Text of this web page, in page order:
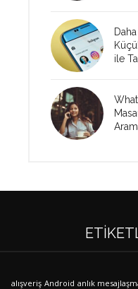
ile
alışveriş Android anlık